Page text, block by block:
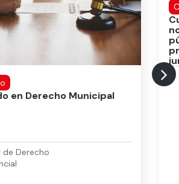
en Derecho Municipal
de Derecho